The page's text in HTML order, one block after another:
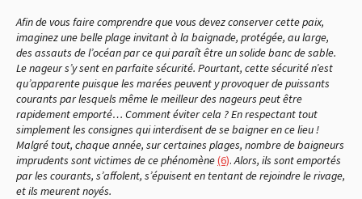
Afin de vous faire comprendre que vous devez conserver cette paix,
imaginez une belle plage invitant à la baignade, protégée, au large,
des assauts de l’océan par ce qui paraît être un solide banc de sable.
Le nageur s’y sent en parfaite sécurité. Pourtant, cette sécurité n’est
qu’apparente puisque les marées peuvent y provoquer de puissants
courants par lesquels même le meilleur des nageurs peut être
rapidement emporté… Comment éviter cela ? En respectant tout
simplement les consignes qui interdisent de se baigner en ce lieu !
Malgré tout, chaque année, sur certaines plages, nombre de baigneurs
imprudents sont victimes de ce phénomène(6).Alors, ils sont emportés
par les courants, s’affolent, s’épuisent en tentant de rejoindre le rivage,
et ils meurent noyés.